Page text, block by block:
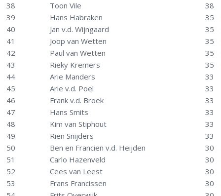
38
Toon Vile
38
39
Hans Habraken
35
40
Jan v.d. Wijngaard
35
41
Joop van Wetten
35
42
Paul van Wetten
35
43
Rieky Kremers
35
44
Arie Manders
33
45
Arie v.d. Poel
33
46
Frank v.d. Broek
33
47
Hans Smits
33
48
Kim van Stiphout
33
49
Rien Snijders
33
50
Ben en Francien v.d. Heijden
30
51
Carlo Hazenveld
30
52
Cees van Leest
30
53
Frans Francissen
30